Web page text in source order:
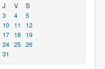
J V
S
3 4
5
10 11
12
17 18
19
24 25 26
31